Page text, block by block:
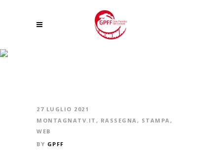
27 LUGLIO 2021
MONTAGNATV.IT , RASSEGNA, STAMPA,
WEB
BY GPFF